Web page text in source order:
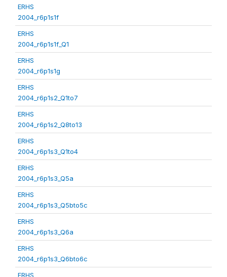
ERHS
2004_r6p1s1f
ERHS
2004_r6p1s1f_Q1
ERHS
2004_r6p1s1g
ERHS
2004_r6p1s2_Q1to7
ERHS
2004_r6p1s2_Q8to13
ERHS
2004_r6p1s3_Q1to4
ERHS
2004_r6p1s3_Q5a
ERHS
2004_r6p1s3_Q5bto5c
ERHS
2004_r6p1s3_Q6a
ERHS
2004_r6p1s3_Q6bto6c
ERHS